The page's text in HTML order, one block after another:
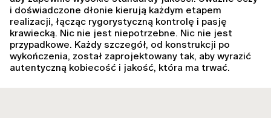
i doświadczone dłonie kierują każdym etapem
realizacji, łącząc rygorystyczną kontrolę i pasję
krawiecką. Nic nie jest niepotrzebne. Nic nie jest
przypadkowe. Każdy szczegół, od konstrukcji po
wykończenia, został zaprojektowany tak, aby wyrazić
autentyczną kobiecość i jakość, która ma trwać.